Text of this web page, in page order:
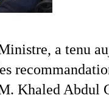
a tenu
Khaled